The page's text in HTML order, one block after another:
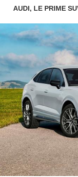
AUDI, LE PRIME